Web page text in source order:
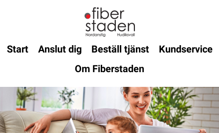
Start Anslut dig Beställ tjänst
Kundservice
Om Fiberstaden